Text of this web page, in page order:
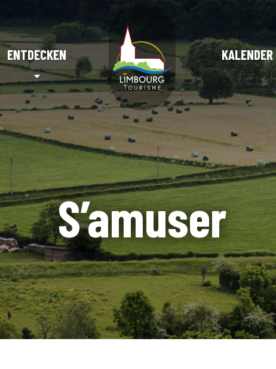
ENTDECKEN KALENDER
S’amuser